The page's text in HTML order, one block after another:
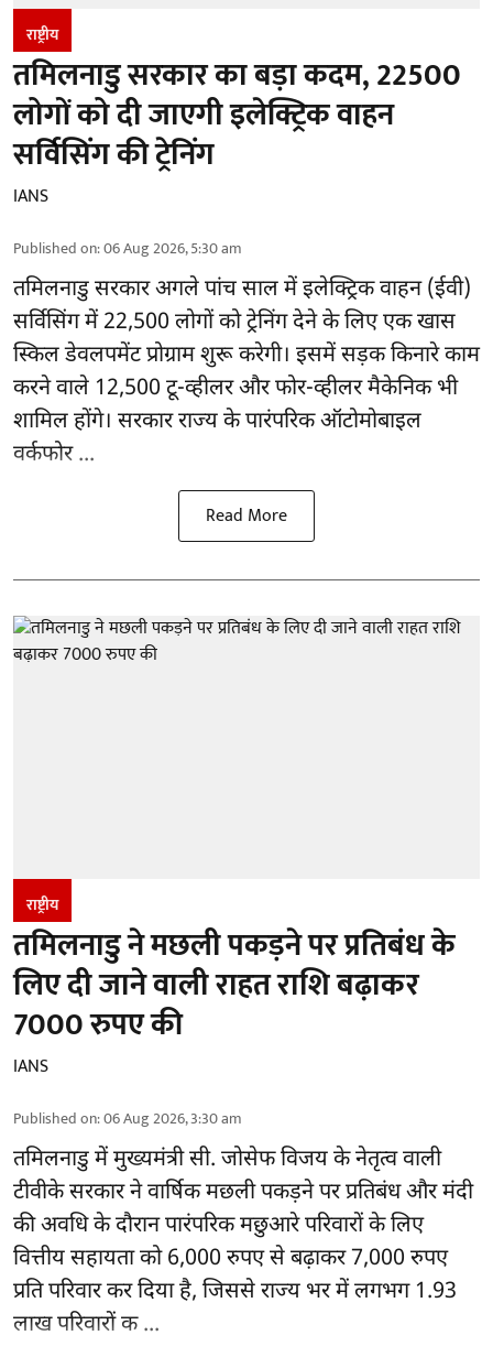
राष्ट्रीय
तमिलनाडु सरकार का बड़ा कदम, 22500
लोगों को दी जाएगी इलेक्ट्रिक वाहन
सर्विसिंग की ट्रेनिंग
IANS
Published on:06 Aug 2026, 5:30 am
तमिलनाडु सरकारअगले पांच साल में इलेक्ट्रिक वाहन (ईवी)
सर्विसिंग में 22,500 लोगों को ट्रेनिंग देने के लिए एक खास
स्किल डेवलपमेंट प्रोग्राम शुरू करेगी। इसमें सड़क किनारे काम
करने वाले 12,500 टू-व्हीलर और फोर-व्हीलर मैकेनिक भी
शामिल होंगे। सरकार राज्य के पारंपरिक ऑटोमोबाइल
वर्कफोर ...
Read More
राष्ट्रीय
तमिलनाडु ने मछली पकड़ने पर प्रतिबंध के
लिए दी जाने वाली राहत राशि बढ़ाकर
7000 रुपए की
IANS
Published on:06 Aug 2026, 3:30 am
तमिलनाडुमें मुख्यमंत्री सी. जोसेफ विजय के नेतृत्व वाली
टीवीके सरकार ने वार्षिक मछली पकड़ने पर प्रतिबंध और मंदी
की अवधि के दौरान पारंपरिक मछुआरे परिवारों के लिए
वित्तीय सहायता को 6,000 रुपए से बढ़ाकर 7,000 रुपए
प्रति परिवार कर दिया है, जिससे राज्य भर में लगभग 1.93
लाख परिवारों क ...